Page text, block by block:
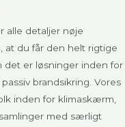
alle detaljer nøje
at du får den helt rigtige
det er løsninger inden for
brandsikring. Vores
inden for klimaskærm,
med særligt